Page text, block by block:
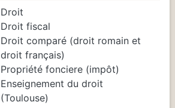
Droit
Droit fiscal
Droit comparé (droit romain et
droit français)
Propriété fonciere (impôt)
Enseignement du droit
(Toulouse)